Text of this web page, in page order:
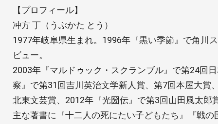
【プロフィール】
冲方 丁（うぶかた とう）
1977年岐阜県生まれ。1996年『黒い季節』で角川
ビュー。
2003年『マルドゥック・スクランブル』で第24回
察』で第31回吉川英治文学新人賞、第7回本屋大賞
北東文芸賞、2012年『光圀伝』で第3回山田風太郎
主な著書に『十二人の死にたい子どもたち』『戦